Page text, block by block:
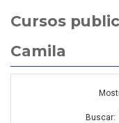
Cursos
Camila
Buscar: